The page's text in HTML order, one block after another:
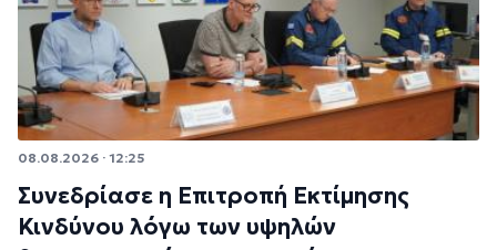
08.08.2026 · 12:25
Συνεδρίασε η Επιτροπή Εκτίμησης
Κινδύνου λόγω των υψηλών